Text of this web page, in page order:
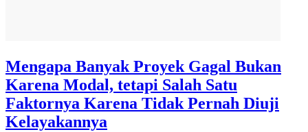
Mengapa Banyak Proyek Gagal Bukan
Karena Modal, tetapi Salah Satu
Faktornya Karena Tidak Pernah Diuji
Kelayakannya